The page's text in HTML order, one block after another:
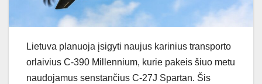
Lietuva planuoja įsigyti naujus karinius transporto
orlaivius C-390 Millennium, kurie pakeis šiuo metu
naudojamus senstančius C-27J Spartan. Šis